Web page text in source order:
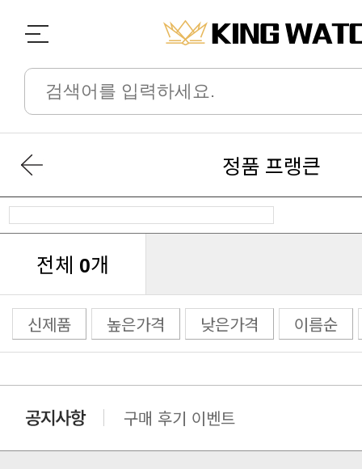
정품 프랭큰
전체 0개
신제품 높은가격 낮은가격 이름순
구매 후기 이벤트